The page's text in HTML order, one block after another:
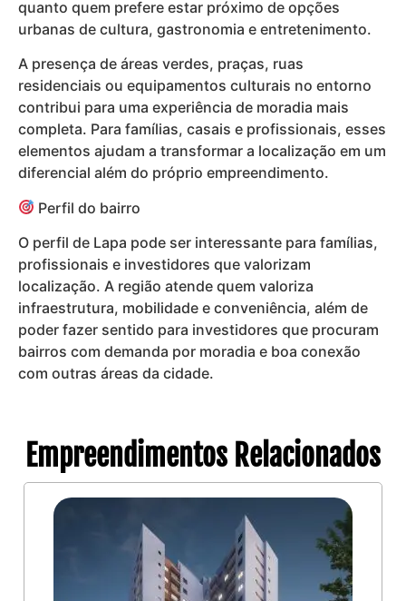
quanto quem prefere estar próximo de opções
urbanas de cultura, gastronomia e entretenimento.
A presença de áreas verdes, praças, ruas
residenciais ou equipamentos culturais no entorno
contribui para uma experiência de moradia mais
completa. Para famílias, casais e profissionais, esses
elementos ajudam a transformar a localização em um
diferencial além do próprio empreendimento.
Perfil do bairro
O perfil de Lapa pode ser interessante para famílias,
profissionais e investidores que valorizam
localização. A região atende quem valoriza
infraestrutura, mobilidade e conveniência, além de
poder fazer sentido para investidores que procuram
bairros com demanda por moradia e boa conexão
com outras áreas da cidade.
Empreendimentos Relacionados